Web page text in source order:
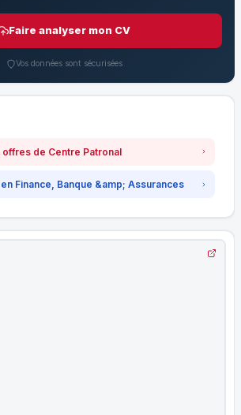
Faire analyser mon CV
Vos données sont sécurisées
de Centre Patronal
Finance, Banque &amp; Assurances